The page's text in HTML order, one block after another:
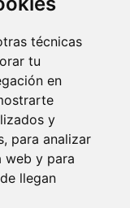
técnicas
tu
en
y
para analizar
web y para
llegan